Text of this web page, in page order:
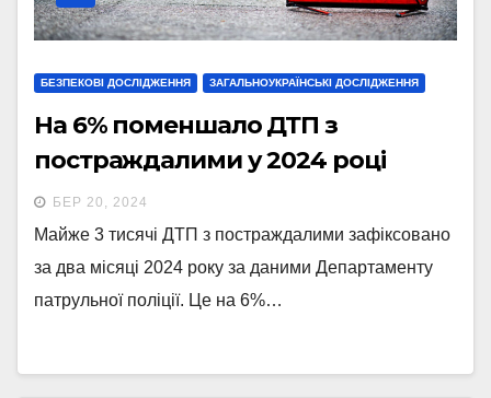
БЕЗПЕКОВІ ДОСЛІДЖЕННЯ ЗАГАЛЬНОУКРАЇНСЬКІ ДОСЛІДЖЕННЯ
На 6% поменшало ДТП з
постраждалими у 2024 році
БЕР 20, 2024
Майже 3 тисячі ДТП з постраждалими зафіксовано
за два місяці 2024 року за даними Департаменту
патрульної поліції. Це на 6%…